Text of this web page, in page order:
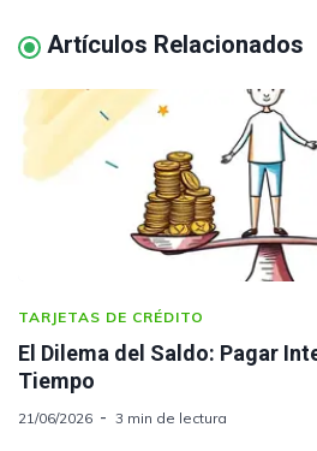
Artículos Relacionados
TARJETAS DE CRÉDITO
El Dilema del Saldo: Pagar
Tiempo
21/06/2026 3 min de lectura